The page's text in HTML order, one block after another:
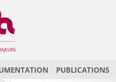
PUBLICATIONS